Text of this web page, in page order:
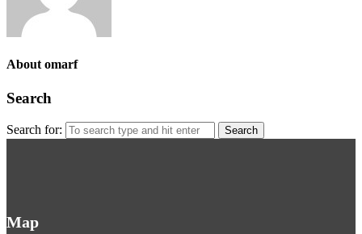
About omarf
Search
Search for:
Map